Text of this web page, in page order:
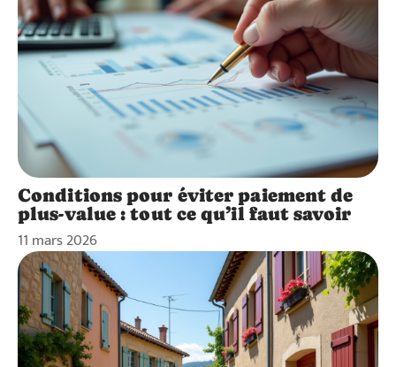
Conditions pour éviter paiement de
plus-value : tout ce qu’il faut savoir
11 mars 2026